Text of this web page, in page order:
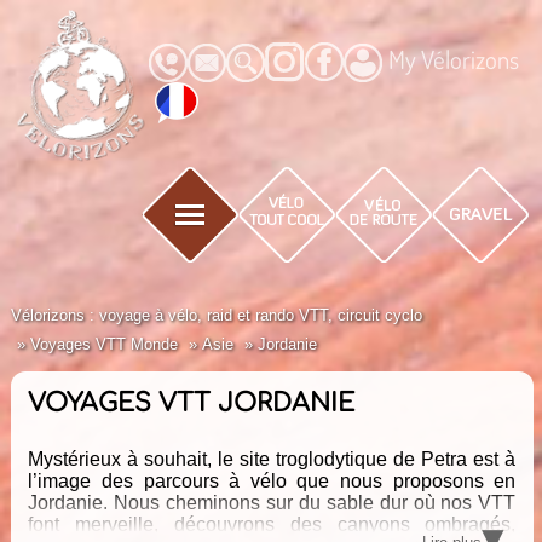
My Vélorizons
Vélorizons : voyage à vélo, raid et rando VTT, circuit cyclo
Voyages VTT Monde
Asie Jordanie
VOYAGES VTT JORDANIE
Mystérieux à souhait, le site troglodytique de Petra est à
l’image des parcours à vélo que nous proposons en
Jordanie. Nous cheminons sur du sable dur où nos VTT
font merveille, découvrons des canyons ombragés,